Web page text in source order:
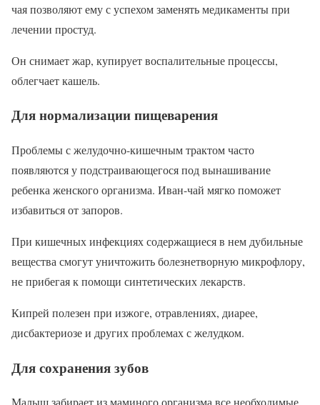
чая позволяют ему с успехом заменять медикаменты при
лечении простуд.
Он снимает жар, купирует воспалительные процессы,
облегчает кашель.
Для нормализации пищеварения
Проблемы с желудочно-кишечным трактом часто
появляются у подстраивающегося под вынашивание
ребенка женского организма. Иван-чай мягко поможет
избавиться от запоров.
При кишечных инфекциях содержащиеся в нем дубильные
вещества смогут уничтожить болезнетворную микрофлору,
не прибегая к помощи синтетических лекарств.
Кипрей полезен при изжоге, отравлениях, диарее,
дисбактериозе и других проблемах с желудком.
Для сохранения зубов